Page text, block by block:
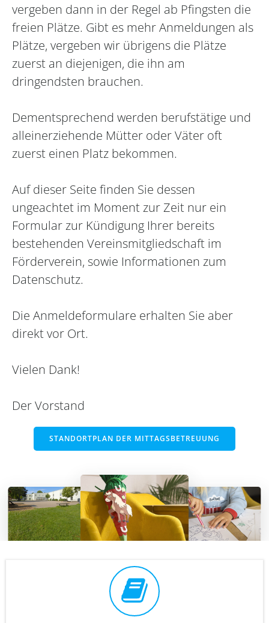
vergeben dann in der Regel ab Pfingsten die
freien Plätze. Gibt es mehr Anmeldungen als
Plätze, vergeben wir übrigens die Plätze
zuerst an diejenigen, die ihn am
dringendsten brauchen.
Dementsprechend werden berufstätige und
alleinerziehende Mütter oder Väter oft
zuerst einen Platz bekommen.
Auf dieser Seite finden Sie dessen
ungeachtet im Moment zur Zeit nur ein
Formular zur Kündigung Ihrer bereits
bestehenden Vereinsmitgliedschaft im
Förderverein, sowie Informationen zum
Datenschutz.
Die Anmeldeformulare erhalten Sie aber
direkt vor Ort.
Vielen Dank!
Der Vorstand
STANDORTPLAN DER MITTAGSBETREUUNG